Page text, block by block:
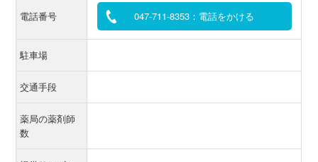
電話番号 047-711-8353：電話をかける
駐車場
交通手段
薬局の薬剤師
数